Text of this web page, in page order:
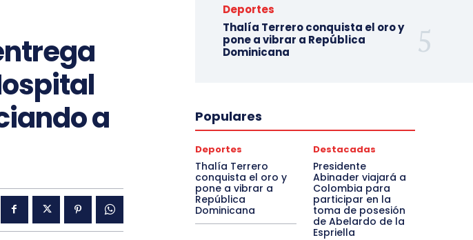
a
Deportes
Thalía Terrero conquista el oro y
pone a vibrar a República
Dominicana
Populares
Deportes
Thalía Terrero
conquista el oro y
pone a vibrar a
República
Dominicana
Destacadas
Presidente
Abinader viajará a
Colombia para
participar en la
toma de posesión
de Abelardo de la
Espriella